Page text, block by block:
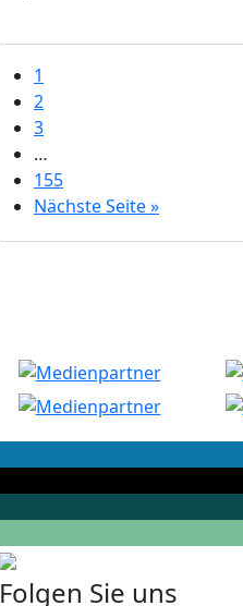
1
2
3
…
155
Nächste Seite »
Folgen Sie uns